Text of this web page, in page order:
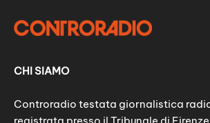
CHI SIAMO
Controradio testata giornalistica